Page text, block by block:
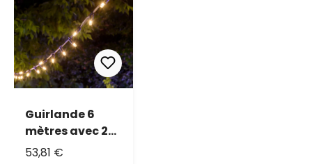
Guirlande 6
mètres avec 20
ampoules
53,81 €